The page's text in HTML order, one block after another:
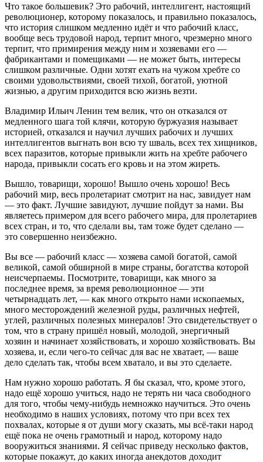
Что такое большевик? Это рабочий, интеллигент, настоящий
революционер, которому показалось, и правильно показалось,
что история слишком медленно идёт и что рабочий класс,
вообще весь трудовой народ, терпит много, чрезмерно много
терпит, что примирения между ним и хозяевами его —
фабрикантами и помещиками — не может быть, интересы
слишком различные. Одни хотят ехать на чужом хребте со
своими удовольствиями, своей тихой, богатой, уютной
жизнью, а другим приходится всю жизнь везти.
Владимир Ильич Ленин тем велик, что он отказался от
медленного шага той клячи, которую буржуазия называет
историей, отказался и научил лучших рабочих и лучших
интеллигентов выгнать вон всю ту шваль, всех тех хищников,
всех паразитов, которые привыкли жить на хребте рабочего
народа, привыкли сосать его кровь и на этом жиреть.
Вышло, товарищи, хорошо! Вышло очень хорошо! Весь
рабочий мир, весь пролетариат смотрит на нас, завидует нам
— это факт. Лучшие завидуют, лучшие пойдут за нами. Вы
являетесь примером для всего рабочего мира, для пролетариев
всех стран, и то, что сделали вы, там тоже будет сделано —
это совершенно неизбежно.
Вы все — рабочий класс — хозяева самой богатой, самой
великой, самой обширной в мире страны, богатства которой
неисчерпаемы. Посмотрите, товарищи, как много за
последнее время, за время революционное — эти
четырнадцать лет, — как много открыто нами ископаемых,
много месторождений железной руды, различных нефтей,
углей, различных полезных минералов! Это свидетельствует о
том, что в страну пришёл новый, молодой, энергичный
хозяин и начинает хозяйствовать, и хорошо хозяйствовать. Вы
хозяева, и, если чего-то сейчас для вас не хватает, — ваше
дело сделать так, чтобы всем хватало, и вы это сделаете.
Нам нужно хорошо работать. Я бы сказал, что, кроме этого,
надо ещё хорошо учиться, надо не терять ни часа свободного
для того, чтобы чему-нибудь немножко научиться. Это очень
необходимо в наших условиях, потому что при всех тех
похвалах, которые я от души могу сказать, мы всё-таки народ
ещё пока не очень грамотный и народ, которому надо
вооружиться знаниями. Я сейчас приведу несколько фактов,
которые покажут, до каких иногда анекдотов доходит